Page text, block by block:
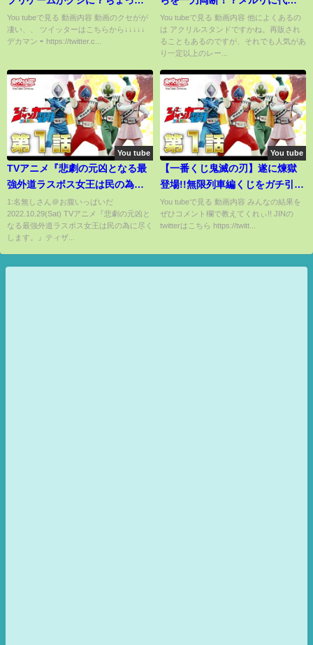
ホラーだけど可愛い？（一番
賞、一番くじ、第五人格）
You tubeで見る 動画内容 動画のクセがが
凄い、、 ツイッターはこちらから↓↓↓↓↓
デカマン ⇨ https://twitter.c...
ってお仕置きよ！【スイング】
You tubeで見る 動画内容 他によくあるの
は アクリルスタンドですかね。再販され
ることもあるのですが、それでも人気があ
り一定以上のレー...
You tube
TVアニメ『悲劇の元凶となる最
強外道ラスボス女王は民の為に
尽くします。』ティザーPV｜
2023年7月放送開始
1:名無しさん＠お腹いっぱいだ
2022.10.29(Sat) TVアニメ『悲劇の元凶と
なる最強外道ラスボス女王は民の為に尽く
します。』ティザ...
You tube
【一番くじ鬼滅の刃】遂に煉獄
登場!!無限列車編くじをガチ引き
して優勝する!!
You tubeで見る 動画内容 みんなの結果を
ぜひコメント欄で教えてくれぃ!! JINの
twitterはこちら https://twitt...